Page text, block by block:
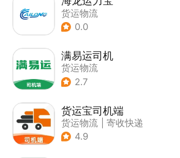
货运物流
0.0
满易运司机
货运物流
2.7
货运宝司机端
货运物流
寄收快递
4.9